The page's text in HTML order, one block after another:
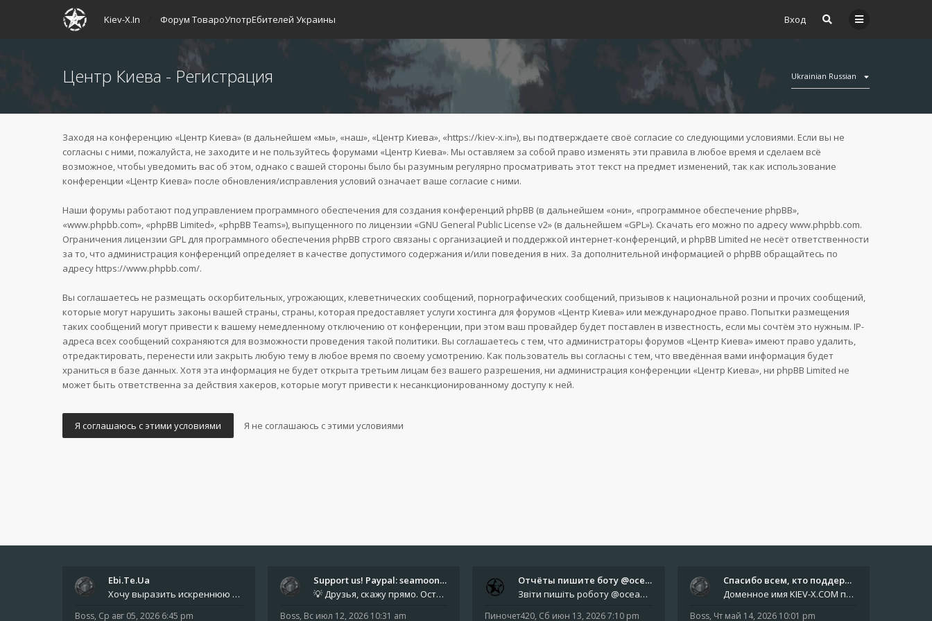
Вход
Kiev-X.In Форум ТовароУпотрЕбителей Украины
Центр Киева - Регистрация Ukrainian Russian
Заходя на конференцию «Центр Киева» (в дальнейшем «мы», «наш», «Центр Киева», «https://kiev-x.in»), вы подтверждаете своё согласие со следующими условиями. Если вы не
согласны с ними, пожалуйста, не заходите и не пользуйтесь форумами «Центр Киева». Мы оставляем за собой право изменять эти правила в любое время и сделаем всё
возможное, чтобы уведомить вас об этом, однако с вашей стороны было бы разумным регулярно просматривать этот текст на предмет изменений, так как использование
конференции «Центр Киева» после обновления/исправления условий означает ваше согласие с ними.
Наши форумы работают под управлением программного обеспечения для создания конференций phpBB (в дальнейшем «они», «программное обеспечение phpBB»,
«www.phpbb.com», «phpBB Limited», «phpBB Teams»), выпущенного по лицензии «GNU General Public License v2» (в дальнейшем «GPL»). Скачать его можно по адресуwww.phpbb.com.
Ограничения лицензии GPL для программного обеспечения phpBB строго связаны с организацией и поддержкой интернет-конференций, и phpBB Limited не несёт ответственности
за то, что администрация конференций определяет в качестве допустимого содержания и/или поведения в них. За дополнительной информацией о phpBB обращайтесь по
адресу https://www.phpbb.com/.
Вы соглашаетесь не размещать оскорбительных, угрожающих, клеветнических сообщений, порнографических сообщений, призывов к национальной розни и прочих сообщений,
которые могут нарушить законы вашей страны, страны, которая предоставляет услуги хостинга для форумов «Центр Киева» или международное право. Попытки размещения
таких сообщений могут привести к вашему немедленному отключению от конференции, при этом ваш провайдер будет поставлен в известность, если мы сочтём это нужным. IP-
адреса всех сообщений сохраняются для возможности проведения такой политики. Вы соглашаетесь с тем, что администраторы форумов «Центр Киева» имеют право удалить,
отредактировать, перенести или закрыть любую тему в любое время по своему усмотрению. Как пользователь вы согласны с тем, что введённая вами информация будет
храниться в базе данных. Хотя эта информация не будет открыта третьим лицам без вашего разрешения, ни администрация конференции «Центр Киева», ни phpBB Limited не
может быть ответственна за действия хакеров, которые могут привести к несанкционированному доступу к ней.
Ebi.Te.Ua
Хочу выразить искреннюю благодарность всем анонимным пользователям, которые поддержали наше сообщество финансово. Благод
Boss, Ср авг 05, 2026 6:45 pm
Support us! Paypal: seamoonpa…
💡 Друзья, скажу прямо. Осталось мало времени. За это время нам нужно закрыть последние обязательные расходы: около 500
Boss, Вс июл 12, 2026 10:31 am
Отчёты пишите боту @oceanfish…
Звіти пишіть роботу @oceanfishbotbot Друзі, важливе повідомлення для учасників форума. Основне звернення опублікован
Пиночет420, Сб июн 13, 2026 7:10 pm
Спасибо всем, кто поддерживае…
Доменное имя KIEV-X.COM продлено до третьей декады августа 2027 года! Спасибо всем анонимным пользователям, которые по
Boss, Чт май 14, 2026 10:01 pm